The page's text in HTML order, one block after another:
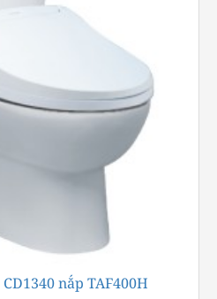
nắp TAF400H